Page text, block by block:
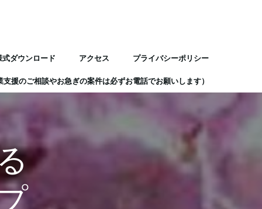
式ダウンロード アクセス プライバシーポリシー
援のご相談やお急ぎの案件は必ずお電話でお願いします）